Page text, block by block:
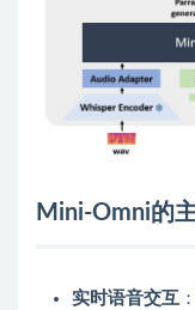
Mini-Omni的
实时语音交互